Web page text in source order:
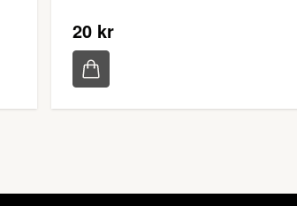
20 kr